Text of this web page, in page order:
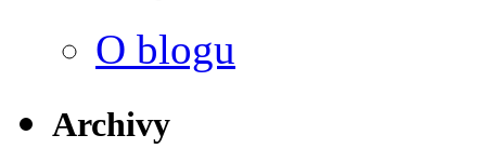
O blogu
Archivy